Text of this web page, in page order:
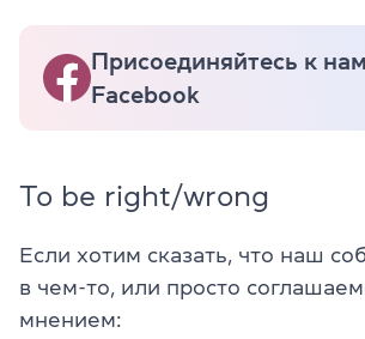
Присоединяйтесь к
Facebook
To be right/wrong
Если хотим сказать, что наш
в чем-то, или просто
мнением: